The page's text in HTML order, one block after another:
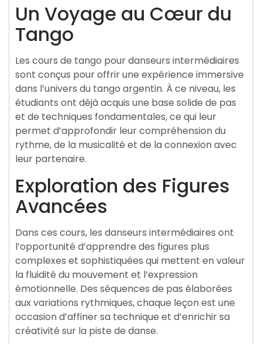
Un Voyage au Cœur du
Tango
Les cours de tango pour danseurs intermédiaires
sont conçus pour offrir une expérience immersive
dans l’univers du tango argentin. À ce niveau, les
étudiants ont déjà acquis une base solide de pas
et de techniques fondamentales, ce qui leur
permet d’approfondir leur compréhension du
rythme, de la musicalité et de la connexion avec
leur partenaire.
Exploration des Figures
Avancées
Dans ces cours, les danseurs intermédiaires ont
l’opportunité d’apprendre des figures plus
complexes et sophistiquées qui mettent en valeur
la fluidité du mouvement et l’expression
émotionnelle. Des séquences de pas élaborées
aux variations rythmiques, chaque leçon est une
occasion d’affiner sa technique et d’enrichir sa
créativité sur la piste de danse.